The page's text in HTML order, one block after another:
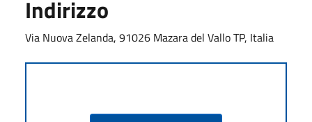
Indirizzo
Via Nuova Zelanda, 91026 Mazara del Vallo TP, Italia